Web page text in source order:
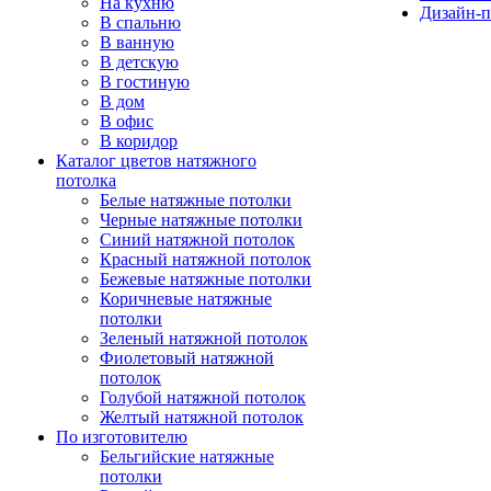
В спальню
В ванную
В детскую
В гостиную
В дом
В офис
В коридор
Каталог цветов натяжного
потолка
Белые натяжные потолки
Черные натяжные потолки
Синий натяжной потолок
Красный натяжной потолок
Бежевые натяжные потолки
Коричневые натяжные
потолки
Зеленый натяжной потолок
Фиолетовый натяжной
потолок
Голубой натяжной потолок
Желтый натяжной потолок
По изготовителю
Бельгийские натяжные
потолки
Дизайн-